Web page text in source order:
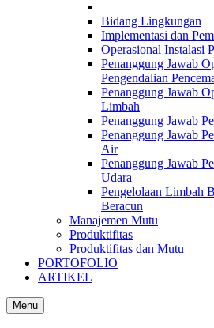
Bidang Lingkungan
Implementasi dan
Operasional Instalasi
Penanggung Jawab
Pengendalian
Penanggung Jawab
Limbah
Penanggung Jawab
Penanggung Jawab
Air
Penanggung Jawab
Udara
Pengelolaan Limbah
Beracun
Manajemen Mutu
Produktifitas
Produktifitas dan Mutu
PORTOFOLIO
ARTIKEL
Menu